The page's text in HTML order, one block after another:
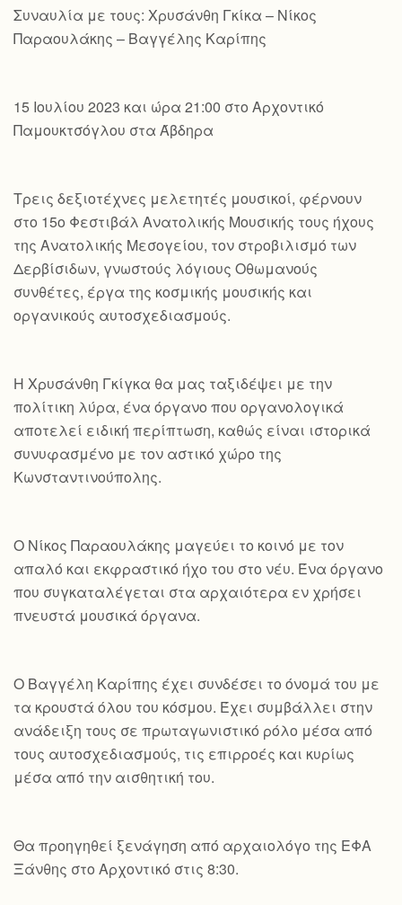
Συναυλία με τους: Χρυσάνθη Γκίκα – Νίκος
Παραουλάκης – Βαγγέλης Καρίπης
15 Ιουλίου 2023 και ώρα 21:00 στο Αρχοντικό
Παμουκτσόγλου στα Άβδηρα
Τρεις δεξιοτέχνες μελετητές μουσικοί, φέρνουν
στο 15ο Φεστιβάλ Ανατολικής Μουσικής τους ήχους
της Ανατολικής Μεσογείου, τον στροβιλισμό των
Δερβίσιδων, γνωστούς λόγιους Οθωμανούς
συνθέτες, έργα της κοσμικής μουσικής και
οργανικούς αυτοσχεδιασμούς.
Η Χρυσάνθη Γκίγκα θα μας ταξιδέψει με την
πολίτικη λύρα, ένα όργανο που οργανολογικά
αποτελεί ειδική περίπτωση, καθώς είναι ιστορικά
συνυφασμένο με τον αστικό χώρο της
Κωνσταντινούπολης.
Ο Νίκος Παραουλάκης μαγεύει το κοινό με τον
απαλό και εκφραστικό ήχο του στο νέυ. Ένα όργανο
που συγκαταλέγεται στα αρχαιότερα εν χρήσει
πνευστά μουσικά όργανα.
Ο Βαγγέλη Καρίπης έχει συνδέσει το όνομά του με
τα κρουστά όλου του κόσμου. Έχει συμβάλλει στην
ανάδειξη τους σε πρωταγωνιστικό ρόλο μέσα από
τους αυτοσχεδιασμούς, τις επιρροές και κυρίως
μέσα από την αισθητική του.
Θα προηγηθεί ξενάγηση από αρχαιολόγο της ΕΦΑ
Ξάνθης στο Αρχοντικό στις 8:30.